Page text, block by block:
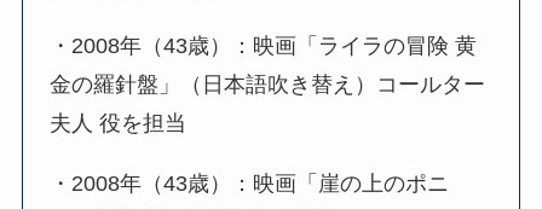
・2008年（43歳）：映画「ライラの冒険 黄
金の羅針盤」（日本語吹き替え）コールター
夫人 役を担当
・2008年（43歳）：映画「崖の上のポニ